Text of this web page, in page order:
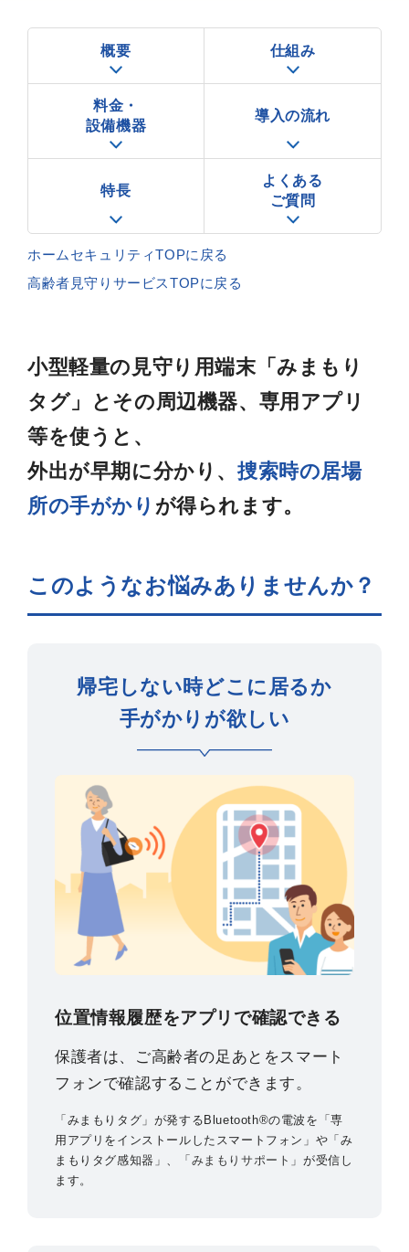
概要 仕組み
料金・
設備機器
導入の流れ
特長
よくある
ご質問
ホームセキュリティTOPに戻る
高齢者見守りサービスTOPに戻る
小型軽量の見守り用端末「みまもり
タグ」とその周辺機器、専用アプリ
等を使うと、
外出が早期に分かり、捜索時の居場
所の手がかり が得られます。
このようなお悩みありませんか？
帰宅しない時どこに居るか
手がかりが欲しい
位置情報履歴をアプリで確認できる
保護者は、ご高齢者の足あとをスマート
フォンで確認することができます。
「みまもりタグ」が発するBluetooth®の電波を「専
用アプリをインストールしたスマートフォン」や「み
まもりタグ感知器」、「 みまもりサポート 」が受信し
ます。